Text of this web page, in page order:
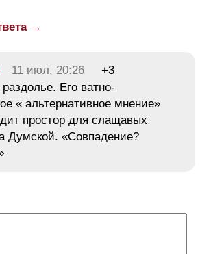
→
11 июл, 20:26
+3
Его ватно-
« альтернативное мнение»
простор для слащавых
Думской. «Совпадение?